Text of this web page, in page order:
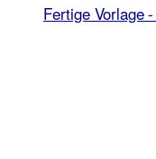
Fertige Vorlage